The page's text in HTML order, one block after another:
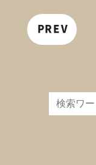
PREV